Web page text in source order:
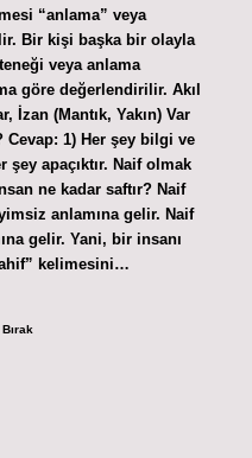
“anlama” veya
Bir kişi başka bir olayla
veya anlama
göre değerlendirilir. Akıl
İzan (Mantık, Yakın) Var
Cevap: 1) Her şey bilgi ve
şey apaçıktır. Naif olmak
ne kadar saftır? Naif
anlamına gelir. Naif
gelir. Yani, bir insanı
kelimesini…